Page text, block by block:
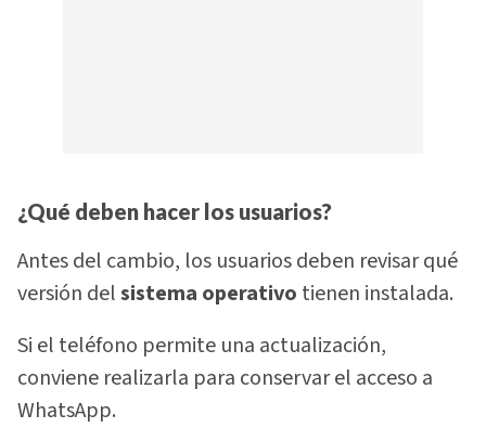
¿Qué deben hacer los usuarios?
Antes del cambio, los usuarios deben revisar qué
versión delsistema operativo tienen instalada.
Si el teléfono permite una actualización,
conviene realizarla para conservar el acceso a
WhatsApp.